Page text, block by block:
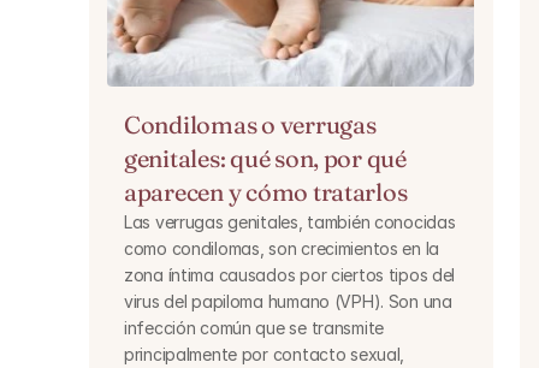
Condilomas o verrugas
genitales: qué son, por qué
aparecen y cómo tratarlos
Las verrugas genitales, también conocidas
como condilomas, son crecimientos en la
zona íntima causados por ciertos tipos del
virus del papiloma humano (VPH). Son una
infección común que se transmite
principalmente por contacto sexual,